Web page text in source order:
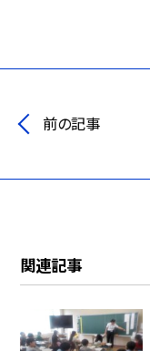
前の記事
関連記事